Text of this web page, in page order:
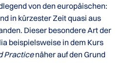
von den europäischen:
in kürzester Zeit quasi aus
Dieser besondere Art der
beispielsweise in dem Kurs
Practicenäher auf den Grund